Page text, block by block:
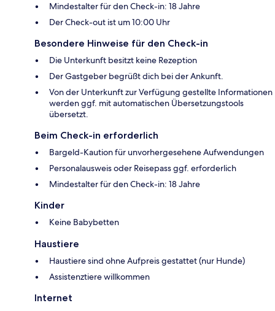
Mindestalter für den Check-in: 18 Jahre
Der Check-out ist um 10:00 Uhr
Besondere Hinweise für den Check-in
Die Unterkunft besitzt keine Rezeption
Der Gastgeber begrüßt dich bei der Ankunft.
Von der Unterkunft zur Verfügung gestellte Informationen
werden ggf. mit automatischen Übersetzungstools
übersetzt.
Beim Check-in erforderlich
Bargeld-Kaution für unvorhergesehene Aufwendungen
Personalausweis oder Reisepass ggf. erforderlich
Mindestalter für den Check-in: 18 Jahre
Kinder
Keine Babybetten
Haustiere
Haustiere sind ohne Aufpreis gestattet (nur Hunde)
Assistenztiere willkommen
Internet